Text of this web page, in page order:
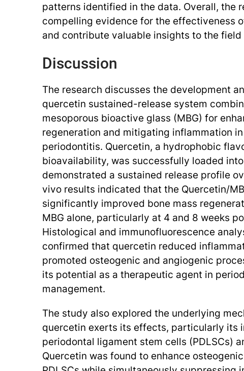
patterns identified in the data. Overall, the
compelling evidence for the effectiveness
and contribute valuable insights to the field
Discussion
The research discusses the development
quercetin sustained-release system
mesoporous bioactive glass (MBG) for
regeneration and mitigating inflammation
periodontitis. Quercetin, a hydrophobic
bioavailability, was successfully loaded
demonstrated a sustained release profile
vivo results indicated that the Quercetin/
significantly improved bone mass
MBG alone, particularly at 4 and 8 weeks
Histological and immunofluorescence
confirmed that quercetin reduced
promoted osteogenic and angiogenic
its potential as a therapeutic agent in
management.
The study also explored the underlying
quercetin exerts its effects, particularly its
periodontal ligament stem cells (PDLSCs)
Quercetin was found to enhance